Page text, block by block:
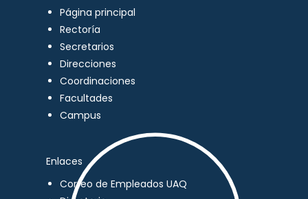
Página principal
Rectoría
Secretarios
Direcciones
Coordinaciones
Facultades
Campus
Enlaces
Correo de Empleados UAQ